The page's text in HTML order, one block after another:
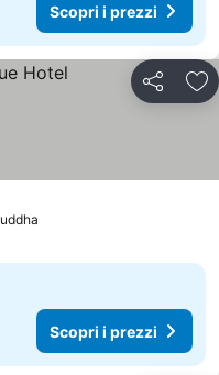
Scopri i prezzi
Condividi
prezzi
Scopri i prezzi